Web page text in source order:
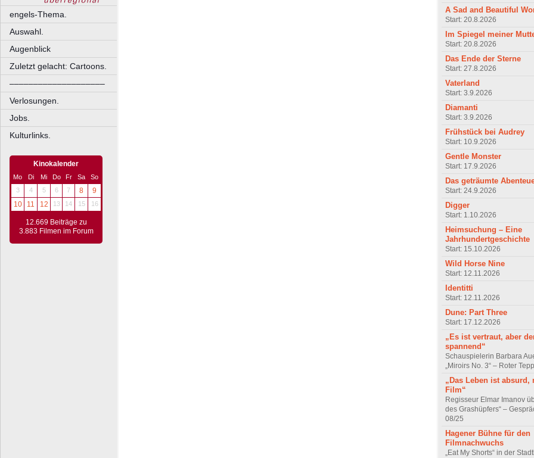
engels-Thema.
Auswahl.
Augenblick
Zuletzt gelacht: Cartoons.
––––––––––––––––––––
Verlosungen.
Jobs.
Kulturlinks.
Kinokalender
Mo Di Mi Do Fr Sa
So
3
4 5 6 7 8
9
10
11 12 13 14 15 16
12.669 Beiträge zu
3.883 Filmen im Forum
A Sad and Beautiful
Start: 20.8.2026
Im Spiegel meiner
Start: 20.8.2026
Das Ende der Sterne
Start: 27.8.2026
Vaterland
Start: 3.9.2026
Diamanti
Start: 3.9.2026
Frühstück bei Audrey
Start: 10.9.2026
Gentle Monster
Start: 17.9.2026
Das geträumte
Start: 24.9.2026
Digger
Start: 1.10.2026
Heimsuchung – Eine
Jahrhundertgeschichte
Start: 15.10.2026
Wild Horse Nine
Start: 12.11.2026
Identitti
Start: 12.11.2026
Dune: Part Three
Start: 17.12.2026
„Es ist vertraut, aber
spannend“
Schauspielerin Barbara
„Miroirs No. 3“ – Roter
„Das Leben ist absurd,
Film“
Regisseur Elmar Imanov
des Grashüpfers“ –
08/25
Hagener Bühne für den
Filmnachwuchs
„Eat My Shorts“ in der